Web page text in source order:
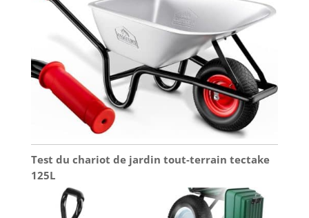
Test du chariot de jardin tout-terrain tectake
125L